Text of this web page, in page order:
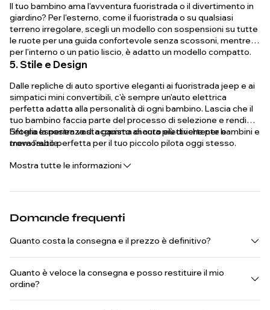
Il tuo bambino ama l'avventura fuoristrada o il divertimento in
giardino? Per l'esterno, come il fuoristrada o su qualsiasi
terreno irregolare, scegli un modello con sospensioni su tutte
le ruote per una guida confortevole senza scossoni, mentre
per l'interno o un patio liscio, è adatto un modello compatto.
5. Stile e Design
Dalle repliche di auto sportive eleganti ai fuoristrada jeep e ai
simpatici mini convertibili, c'è sempre un'auto elettrica
perfetta adatta alla personalità di ogni bambino. Lascia che il
tuo bambino faccia parte del processo di selezione e rendi
l'intera esperienza di acquisto ancora più divertente e
memorabile.
Sfoglia la nostra vasta gamma di auto elettriche per bambini e
trova l'auto perfetta per il tuo piccolo pilota oggi stesso.
Mostra tutte le informazioni
Domande frequenti
Quanto costa la consegna e il prezzo è definitivo?
Quanto è veloce la consegna e posso restituire il mio
ordine?